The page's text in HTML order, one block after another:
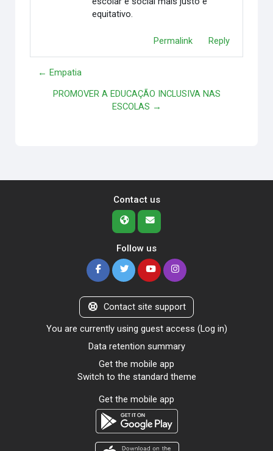
equitativo.
Permalink Reply
← Empatia
PROMOVER A EDUCAÇÃO INCLUSIVA NAS
ESCOLAS →
Contact us
Follow us
Contact site support
You are currently using guest access (Log in)
Data retention summary
Get the mobile app
Switch to the standard theme
Get the mobile app